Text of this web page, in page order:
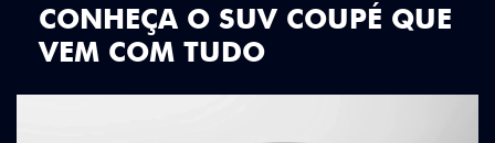
CONHEÇA O SUV COUPÉ QUE
VEM COM TUDO